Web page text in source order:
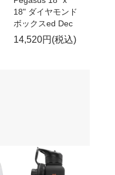
18" ダイヤモンド
ボックスed Dec
14,520円(税込)